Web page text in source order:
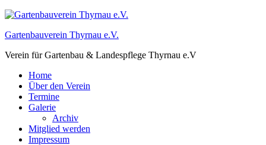
Gartenbauverein Thyrnau e.V.
Verein für Gartenbau & Landespflege Thyrnau e.V
Home
Über den Verein
Termine
Galerie
Archiv
Mitglied werden
Impressum